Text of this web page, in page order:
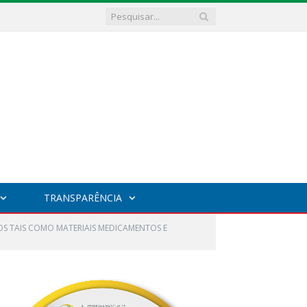
TRANSPARÊNCIA
TAIS COMO MATERIAIS MEDICAMENTOS E